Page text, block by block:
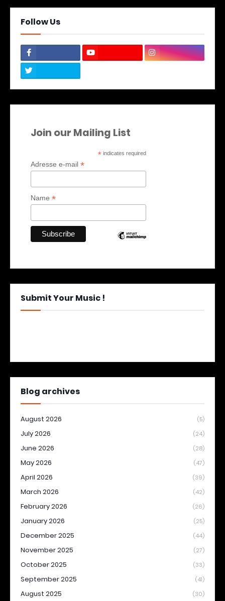
Follow Us
Join our Mailing List
* indicates required
Adresse e-mail *
Name *
Submit Your Music !
Blog archives
August 2026 (5)
July 2026 (24)
June 2026 (28)
May 2026 (47)
April 2026 (39)
March 2026 (42)
February 2026 (26)
January 2026 (25)
December 2025 (44)
November 2025 (27)
October 2025 (33)
September 2025 (41)
August 2025 (30)